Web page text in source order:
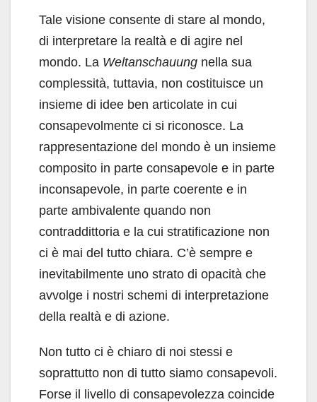
Tale visione consente di stare al mondo,
di interpretare la realtà e di agire nel
mondo. La Weltanschauung nella sua
complessità, tuttavia, non costituisce un
insieme di idee ben articolate in cui
consapevolmente ci si riconosce. La
rappresentazione del mondo è un insieme
composito in parte consapevole e in parte
inconsapevole, in parte coerente e in
parte ambivalente quando non
contraddittoria e la cui stratificazione non
ci è mai del tutto chiara. C’è sempre e
inevitabilmente uno strato di opacità che
avvolge i nostri schemi di interpretazione
della realtà e di azione.
Non tutto ci è chiaro di noi stessi e
soprattutto non di tutto siamo consapevoli.
Forse il livello di consapevolezza coincide